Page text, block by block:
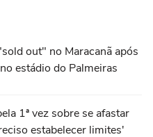
out" no Maracanã após
estádio do Palmeiras
1ª vez sobre se afastar
estabelecer limites'